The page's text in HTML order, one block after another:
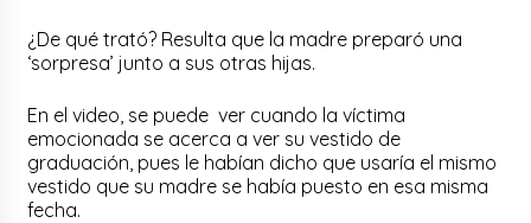
¿De qué trató? Resulta que la madre preparó una
‘sorpresa’ junto a sus otras hijas.
En el video, se puede ver cuando la víctima
emocionada se acerca a ver su vestido de
graduación, pues le habían dicho que usaría el mismo
vestido que su madre se había puesto en esa misma
fecha.